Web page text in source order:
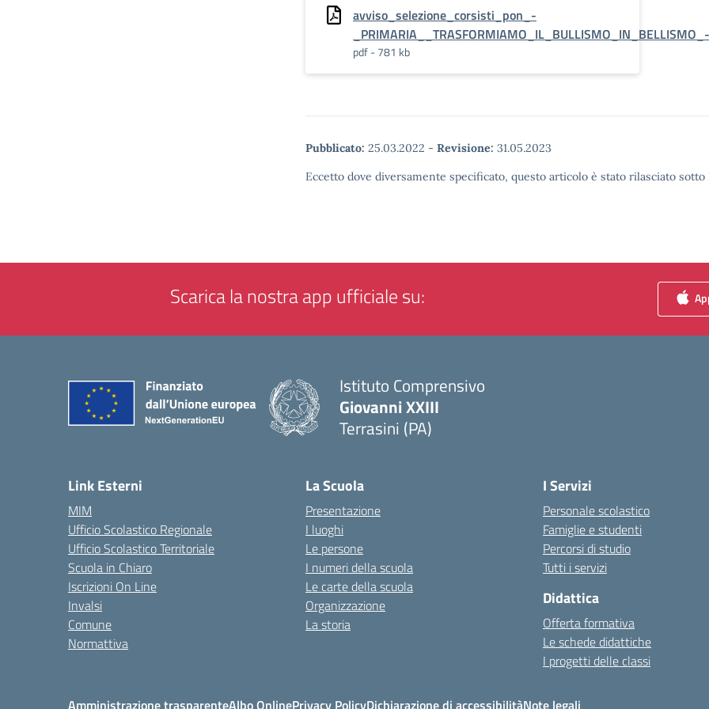
avviso_selezione_corsisti_pon_-
pdf - 781 kb
Pubblicato: 25.03.2022 - Revisione: 31.05.2023
Eccetto dove diversamente specificato, questo articolo è stato rilasciato
Scarica la nostra app ufficiale su:
Istituto Comprensivo
Giovanni XXIII
Terrasini (PA)
Link Esterni
MIM
Ufficio Scolastico Regionale
Ufficio Scolastico Territoriale
Scuola in Chiaro
Iscrizioni On Line
Invalsi
Comune
Normattiva
La Scuola
Presentazione
I luoghi
Le persone
I numeri della scuola
Le carte della scuola
Organizzazione
La storia
I Servizi
Personale scolastico
Famiglie e studenti
Percorsi di studio
Tutti i servizi
Didattica
Offerta formativa
Le schede didattiche
I progetti delle classi
Amministrazione trasparenteAlbo OnlinePrivacy PolicyDichiarazione di accessibilitàNote legali